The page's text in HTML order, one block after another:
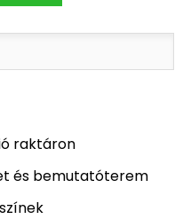
raktáron
és bemutatóterem